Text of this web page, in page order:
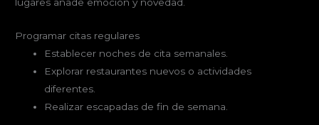
Programar citas regulares
Establecer noches de cita semanales.
Explorar restaurantes nuevos o actividades
diferentes.
Realizar escapadas de fin de semana.